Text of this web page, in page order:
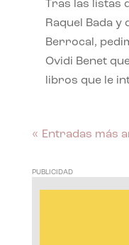
Tras las listas
Raquel Bada
Berrocal,
Ovidi Benet
libros que le
« Entradas más
PUBLICIDAD